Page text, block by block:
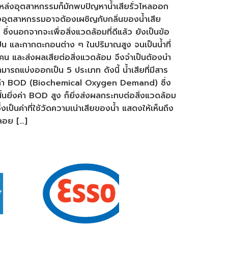
ล่งอุตสาหกรรมก็มักพบปัญหาน้ำเสียรั่วไหลออก
อุตสาหกรรมอาจต้องเผชิญกับกลิ่นของน้ำเสีย
ซึ่งนอกจากจะเพื่อสิ่งแวดล้อมที่ดีแล้ว ยังเป็นข้อ
ะกากตะกอนต่าง ๆ ในปริมาณสูง จนเป็นน้ำที่
น และส่งผลเสียต่อสิ่งแวดล้อม จึงจำเป็นต้องนำ
รถแบ่งออกเป็น 5 ประเภท ดังนี้ น้ำเสียที่มีสาร
า BOD (Biochemical Oxygen Demand) ซึ่ง
นยิ่งค่า BOD สูง ก็ยิ่งส่งผลกระทบต่อสิ่งแวดล้อม
นค่าที่ใช้วัดความเน่าเสียของน้ำ แสดงให้เห็นถึง
อย […]